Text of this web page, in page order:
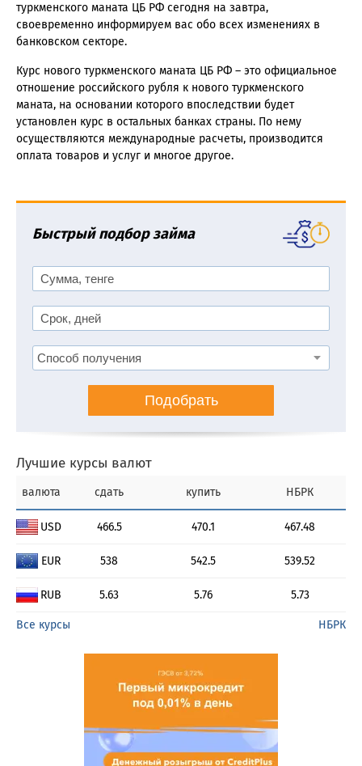
туркменского маната ЦБ РФ сегодня на завтра,
своевременно информируем вас обо всех изменениях в
банковском секторе.
Курс нового туркменского маната ЦБ РФ – это официальное
отношение российского рубля к нового туркменского
маната, на основании которого впоследствии будет
установлен курс в остальных банках страны. По нему
осуществляются международные расчеты, производится
оплата товаров и услуг и многое другое.
Быстрый подбор займа
Подобрать
Лучшие курсы валют
валюта сдать купить НБРК
USD 466.5 470.1 467.48
EUR 538 542.5 539.52
RUB 5.63 5.76 5.73
Все курсы НБРК